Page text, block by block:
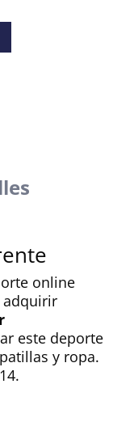
online
adquirir
este deporte
y ropa.